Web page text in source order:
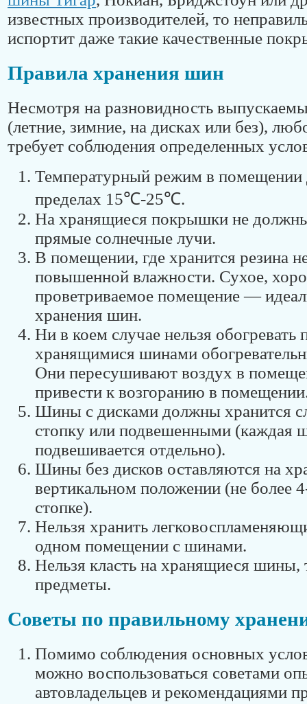
известных производителей, то
испортит даже такие качественные
Правила хранения шин
Несмотря на разновидность
(летние, зимние, на дисках или без),
требует соблюдения определенных
Температурный режим в помещении
пределах 15℃-25℃.
На хранящиеся покрышки не
прямые солнечные лучи.
В помещении, где хранится резина
повышенной влажности. Сухое,
проветриваемое помещение —
хранения шин.
Ни в коем случае нельзя обогревать
хранящимися шинами
Они пересушивают воздух в
привести к возгоранию в
Шины с дисками должны хранится
стопку или подвешенными (каждая
подвешивается отдельно).
Шины без дисков оставляются на
вертикальном положении (не более
стопке).
Нельзя хранить
одном помещении с шинами.
Нельзя класть на хранящиеся шины,
предметы.
Советы по правильному
Помимо соблюдения основных
можно воспользоваться советами
автовладельцев и рекомендациями